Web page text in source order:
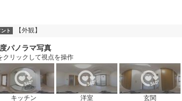
ト 【外観】
パノラマ写真
クリックして視点を操作
キッチン 洋室 玄関